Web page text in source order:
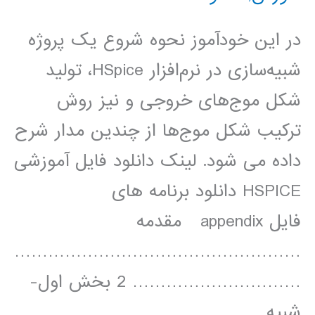
پروسه
CN20
در اين خود‌آموز نحوه شروع يک پروژه
شبيه‌سازی در نرم‌افزار HSpice، توليد
شکل موج‌های خروجی و نيز روش
ترکيب شکل موج‌ها از چندين مدار شرح
داده می شود. لينک دانلود فايل آموزشی
HSPICE دانلود برنامه های
فايل appendix مقدمه
……………………………………………
………………………… 2 بخش اول-